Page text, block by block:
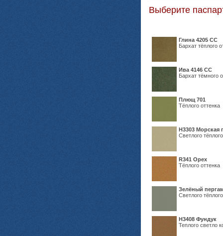
Выберите
Глина 4205 СС
Бархат тёплого
Ива 4146 СС
Бархат тёмного
Плющ 701
Тёплого оттенка
H3303 Морская
Светлого
R341 Орех
Тёплого оттенка
Зелёный
Светлого
Н3408 Фундук
Теплого светло